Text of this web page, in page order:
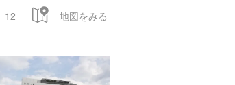
12 地図をみる